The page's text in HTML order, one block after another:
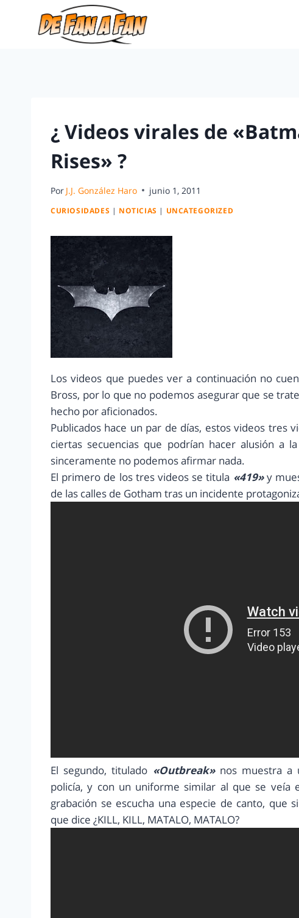
¿ Videos virales de
Rises» ?
Por J.J. González Haro junio 1, 2011
CURIOSIDADES | NOTICIAS | UNCATEGORIZED
Los videos que puedes ver a continuación no
Bross, por lo que no podemos asegurar que se
hecho por aficionados.
Publicados hace un par de días, estos videos tres
ciertas secuencias que podrían hacer alusión a
sinceramente no podemos afirmar nada.
El primero de los tres videos se titula «419»y
de las calles de Gotham tras un incidente
El segundo, titulado «Outbreak»nos muestra a
policía, y con un uniforme similar al que se veía
grabación se escucha una especie de canto, que
que dice ¿KILL, KILL, MATALO, MATALO?